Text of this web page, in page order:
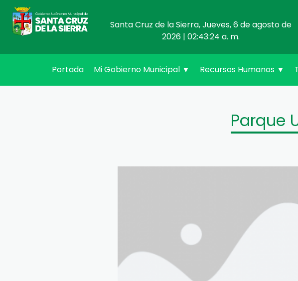
Santa Cruz de la Sierra, Jueves, 6 de agosto de
2026 | 02:43:24 a. m.
Portada(current)
Mi Gobierno Municipal ▼ Recursos Humanos ▼
Parque